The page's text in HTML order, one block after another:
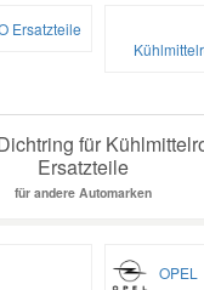
Ersatzteile
für
Ersatzteile
für andere Automarken
OPEL